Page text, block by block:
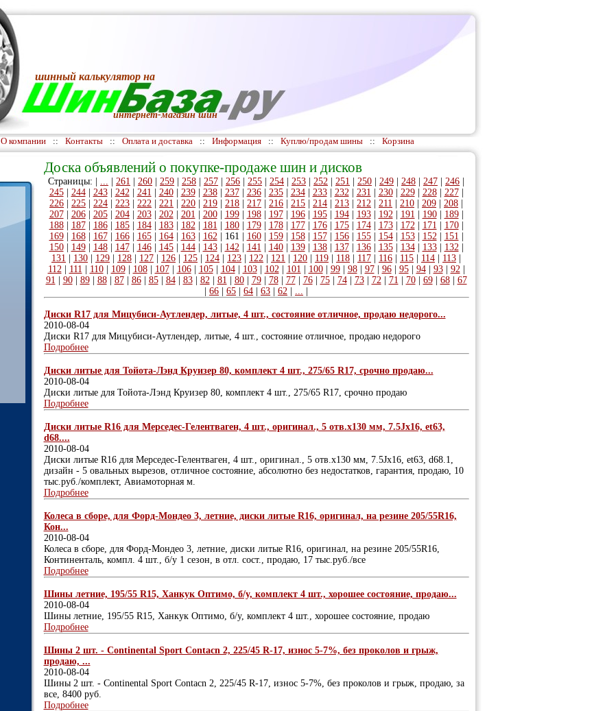
шинный калькуляторна
интернет-магазин шин
О компании :: Контакты :: Оплата и доставка :: Информация :: Куплю/продам шины :: Корзина
Доска объявлений о покупке-продаже шин и дисков
Страницы: | ... 261 260 259 258 257 256 255 254 253 252 251 250 249 248 247 246
245| 244| 243| 242| 241 240| 239| 238| 237| 236| 235| 234| 233| 232| 231 230| 229| 228| 227|
226
225 224 223 222 221 220 219 218 217 216 215 214 213 212 211 210 209 208
207| 206| 205| 204| 203| 202| 201 200| 199| 198| 197| 196| 195| 194| 193| 192| 191 190| 189|
188| 187| 186| 185| 184| 183| 182| 181 180| 179| 178| 177| 176| 175| 174| 173| 172| 171 170|
169| 168| 167| 166| 165| 164| 163| 162| 161 160| 159| 158| 157| 156| 155| 154| 153| 152| 151
150| 149| 148| 147| 146| 145| 144| 143| 142| 141 140| 139| 138| 137| 136| 135| 134| 133| 132|
131
130 129 128 127 126 125 124 123 122 121 120 119 118 117 116 115 114 113
112| 111 110| 109| 108| 107| 106| 105| 104| 103| 102| 101 100| 99| 98| 97| 96| 95| 94| 93| 92|
91
90| 89| 88| 87| 86| 85| 84| 83| 82| 81 80| 79| 78| 77| 76| 75| 74| 73| 72| 71 70| 69| 68| 67
66 65 64 63 62 ...
Диски R17 для Мицубиси-Аутлендер, литые, 4 шт., состояние отличное, продаю недорого...
2010-08-04
Диски R17 для Мицубиси-Аутлендер, литые, 4 шт., состояние отличное, продаю недорого
Подробнее
Диски литые для Тойота-Лэнд Круизер 80, комплект 4 шт., 275/65 R17, срочно продаю...
2010-08-04
Диски литые для Тойота-Лэнд Круизер 80, комплект 4 шт., 275/65 R17, срочно продаю
Подробнее
Диски литые R16 для Мерседес-Гелентваген, 4 шт., оригинал., 5 отв.х130 мм, 7.5Jх16, et63,
d68....
2010-08-04
Диски литые R16 для Мерседес-Гелентваген, 4 шт., оригинал., 5 отв.х130 мм, 7.5Jх16, et63, d68.1,
дизайн - 5 овальных вырезов, отличное состояние, абсолютно без недостатков, гарантия, продаю, 10
тыс.руб./комплект, Авиамоторная м.
Подробнее
Колеса в сборе, для Форд-Мондео 3, летние, диски литые R16, оригинал, на резине 205/55R16,
Кон...
2010-08-04
Колеса в сборе, для Форд-Мондео 3, летние, диски литые R16, оригинал, на резине 205/55R16,
Континенталь, компл. 4 шт., б/у 1 сезон, в отл. сост., продаю, 17 тыс.руб./все
Подробнее
Шины летние, 195/55 R15, Ханкук Оптимо, б/у, комплект 4 шт., хорошее состояние, продаю...
2010-08-04
Шины летние, 195/55 R15, Ханкук Оптимо, б/у, комплект 4 шт., хорошее состояние, продаю
Подробнее
Шины 2 шт. - Continental Sport Contacn 2, 225/45 R-17, износ 5-7%, без проколов и грыж,
продаю, ...
2010-08-04
Шины 2 шт. - Continental Sport Contacn 2, 225/45 R-17, износ 5-7%, без проколов и грыж, продаю, за
все, 8400 руб.
Подробнее